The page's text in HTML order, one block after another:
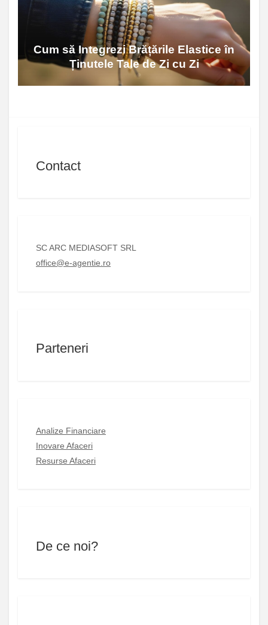
Cum să Integrezi Brățările Elastice în
Ținutele Tale de Zi cu Zi
Contact
SC ARC MEDIASOFT SRL
office@e-agentie.ro
Parteneri
Analize Financiare
Inovare Afaceri
Resurse Afaceri
De ce noi?